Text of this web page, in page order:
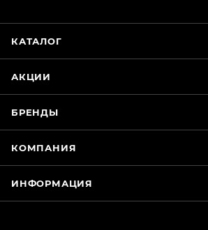
КАТАЛОГ
АКЦИИ
БРЕНДЫ
КОМПАНИЯ
ИНФОРМАЦИЯ
WhatsApp